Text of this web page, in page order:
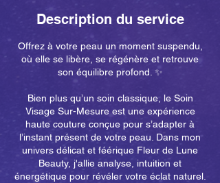
Description du service
Offrez à votre peau un moment suspendu,
où elle se libère, se régénère et retrouve
son équilibre profond. ✨
Bien plus qu’un soin classique, le Soin
Visage Sur-Mesure est une expérience
haute couture conçue pour s’adapter à
l’instant présent de votre peau. Dans mon
univers délicat et féérique Fleur de Lune
Beauty, j'allie analyse, intuition et
énergétique pour révéler votre éclat naturel.